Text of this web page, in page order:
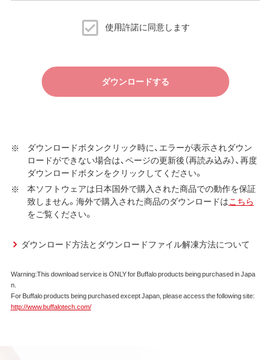
当サイトでの取扱説明書の公開は、予告なく中止、変
更される場合があります。使用許諾に同意します
ダウンロードする
ダウンロードボタンクリック時に、エラーが表示されダウン
ロードができない場合は、ページの更新後（再読み込み）、再度
ダウンロードボタンをクリックしてください。
本ソフトウェアは日本国外で購入された商品での動作を保証
致しません。海外で購入された商品のダウンロードはこちら
をご覧ください。
ダウンロード方法とダウンロードファイル解凍方法について
Warning:This download service is ONLY for Buffalo products being purchased in Japa
n.
For Buffalo products being purchased except Japan, please access the following site:
http://www.buffalotech.com/